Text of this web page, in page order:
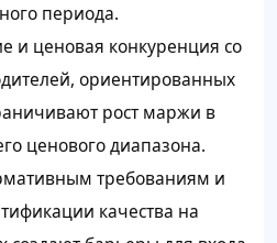
периода.
и ценовая конкуренция со
ориентированных
рост маржи в
ценового диапазона.
требованиям и
качества на